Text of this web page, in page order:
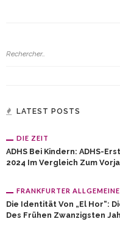
LATEST POSTS
DIE ZEIT
ADHS Bei Kindern: ADHS-
2024 Im Vergleich Zum
FRANKFURTER ALLGEMEINE
Die Identität Von „El Hor“:
Des Frühen Zwanzigsten